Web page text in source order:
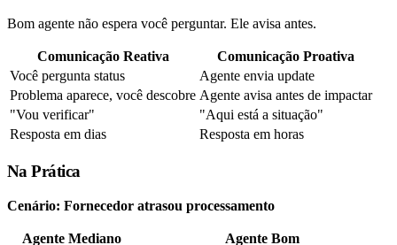
Bom agente não espera você perguntar. Ele avisa antes.
Comunicação Reativa
Comunicação Proativa
Você pergunta status
Agente envia update
Problema aparece, você descobre Agente avisa antes de impactar
"Vou verificar"
"Aqui está a situação"
Resposta em dias
Resposta em horas
Na Prática
Cenário: Fornecedor atrasou processamento
Agente Mediano
Agente Bom